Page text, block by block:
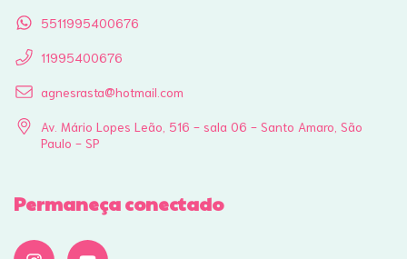
5511995400676
11995400676
agnesrasta@hotmail.com
Av. Mário Lopes Leão, 516 - sala 06 - Santo Amaro, São
Paulo - SP
Permaneça conectado